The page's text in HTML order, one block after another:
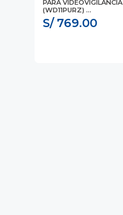
PARA VIDEOVIGILANCIA
(WD11PURZ) ...
S/ 769.00